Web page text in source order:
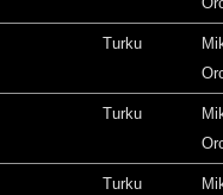
Turku
Turku
Turku